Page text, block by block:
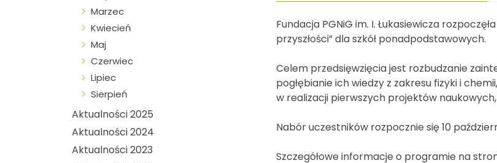
Marzec
Kwiecień
Maj
Czerwiec
Lipiec
Sierpień
Aktualności 2025
Aktualności 2024
Aktualności 2023
Fundacja PGNiG im. I. Łukasiewicza
przyszłości” dla szkół ponadpodstawowych.
Celem przedsięwzięcia jest rozbudzanie
pogłębianie ich wiedzy z zakresu fizyki i
w realizacji pierwszych projektów
Nabór uczestników rozpocznie się 10
Szczegółowe informacje o programie na